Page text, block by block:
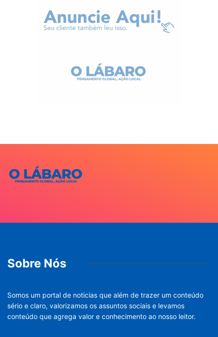
Sobre Nós
Somos um portal de noticias que além de trazer um conteúdo
sério e claro, valorizamos os assuntos sociais e levamos
conteúdo que agrega valor e conhecimento ao nosso leitor.